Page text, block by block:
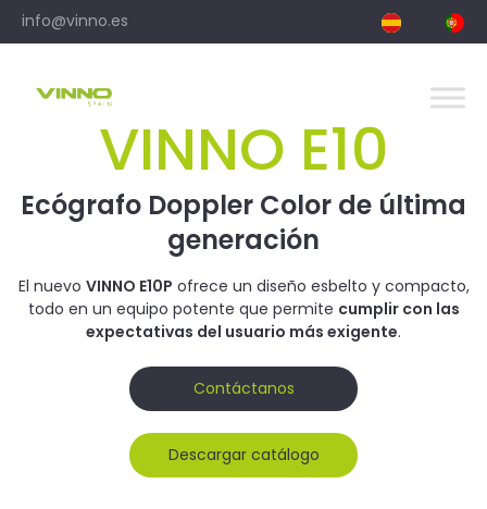
Skipinfo@vinno.es
VINNO E10
Ecógrafo Doppler Color de última
generación
El nuevo VINNO E10P ofrece un diseño esbelto y compacto,
todo en un equipo potente que permite cumplir con las
expectativas del usuario más exigente.
Contáctanos
Descargar catálogo